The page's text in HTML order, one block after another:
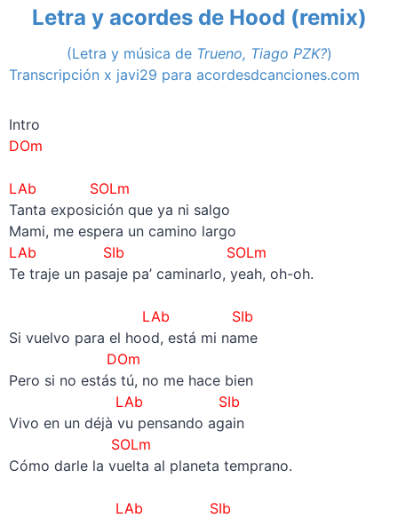
Letra y acordes de Hood (remix)
(Letra y música de Trueno, Tiago PZK?)
Transcripción x javi29 para acordesdcanciones.com
Intro
DOm
LAb SOLm
Tanta exposición que ya ni salgo
Mami, me espera un camino largo
LAb SIb SOLm
Te traje un pasaje pa’ caminarlo, yeah, oh-oh.
LAb SIb
Si vuelvo para el hood, está mi name
DOm
Pero si no estás tú, no me hace bien
LAb SIb
Vivo en un déjà vu pensando again
SOLm
Cómo darle la vuelta al planeta temprano.
LAb SIb